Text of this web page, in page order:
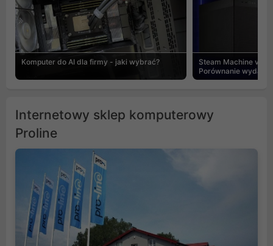
Komputer do AI dla firmy - jaki wybrać?
Steam Machine vs
Porównanie
Internetowy sklep komputerowy
Proline